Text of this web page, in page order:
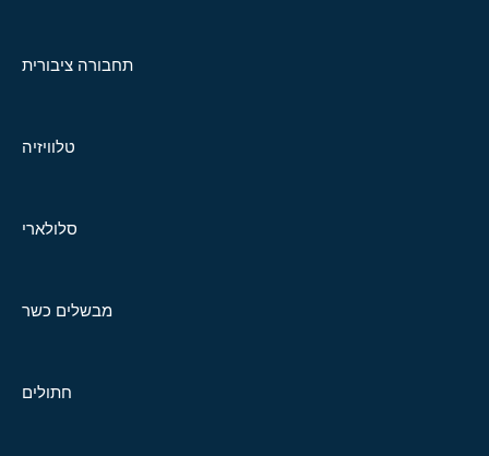
תחבורה ציבורית
טלוויזיה
סלולארי
מבשלים כשר
חתולים